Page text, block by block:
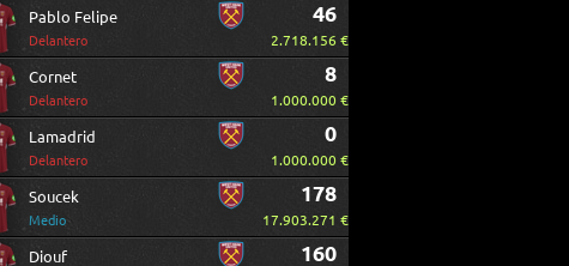
Pablo Felipe
Delantero
46
2.718.156 €
Cornet
Delantero
8
1.000.000 €
Lamadrid
Delantero
0
1.000.000 €
Soucek
Medio
178
17.903.271 €
Diouf 160